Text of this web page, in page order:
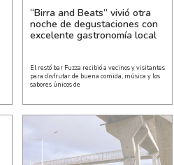
“Birra and Beats” vivió otra
noche de degustaciones con
excelente gastronomía local
El restó bar Fuzza recibió a vecinos y visitantes
para disfrutar de buena comida, música y los
sabores únicos de